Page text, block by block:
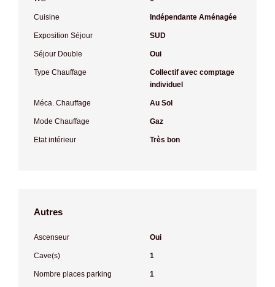
Cuisine Indépendante Aménagée
Exposition Séjour SUD
Séjour Double Oui
Type Chauffage
Collectif avec comptage
individuel
Méca. Chauffage Au Sol
Mode Chauffage Gaz
Etat intérieur Très bon
Autres
Ascenseur Oui
Cave(s) 1
Nombre places parking 1